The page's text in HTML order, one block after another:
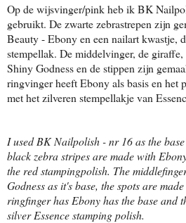
Op de wijsvinger/pink heb ik BK
gebruikt. De zwarte zebrastrepen zijn
Beauty - Ebony en een nailart kwastje,
stempellak. De middelvinger, de giraffe,
Shiny Godness en de stippen zijn
ringvinger heeft Ebony als basis en het
met het zilveren stempellakje van
I used BK Nailpolish - nr 16 as the
black zebra stripes are made with
the red stampingpolish. The
Godness as it's base, the spots are
ringfinger has Ebony has the base and
silver Essence stamping polish.